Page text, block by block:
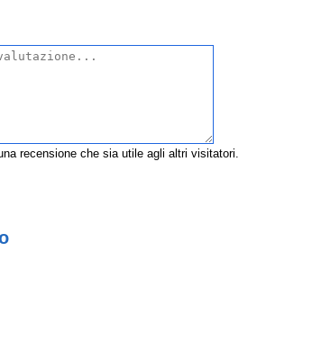
recensione che sia utile agli altri visitatori.